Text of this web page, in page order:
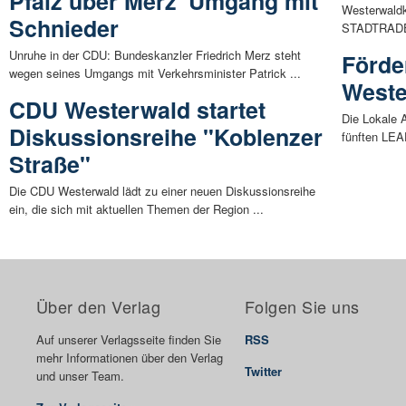
Schnieder
Unruhe in der CDU: Bundeskanzler Friedrich Merz steht
wegen seines Umgangs mit Verkehrsminister Patrick ...
CDU Westerwald startet
Diskussionsreihe "Koblenzer
Straße"
Die CDU Westerwald lädt zu einer neuen Diskussionsreihe
ein, die sich mit aktuellen Themen der Region ...
Die Lokale
fünften
Über den Verlag
Auf unserer Verlagsseite finden Sie
mehr Informationen über den Verlag
und unser Team.
Folgen Sie uns
RSS
Twitter